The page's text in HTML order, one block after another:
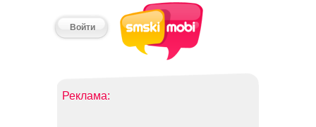
Войти
Реклама: